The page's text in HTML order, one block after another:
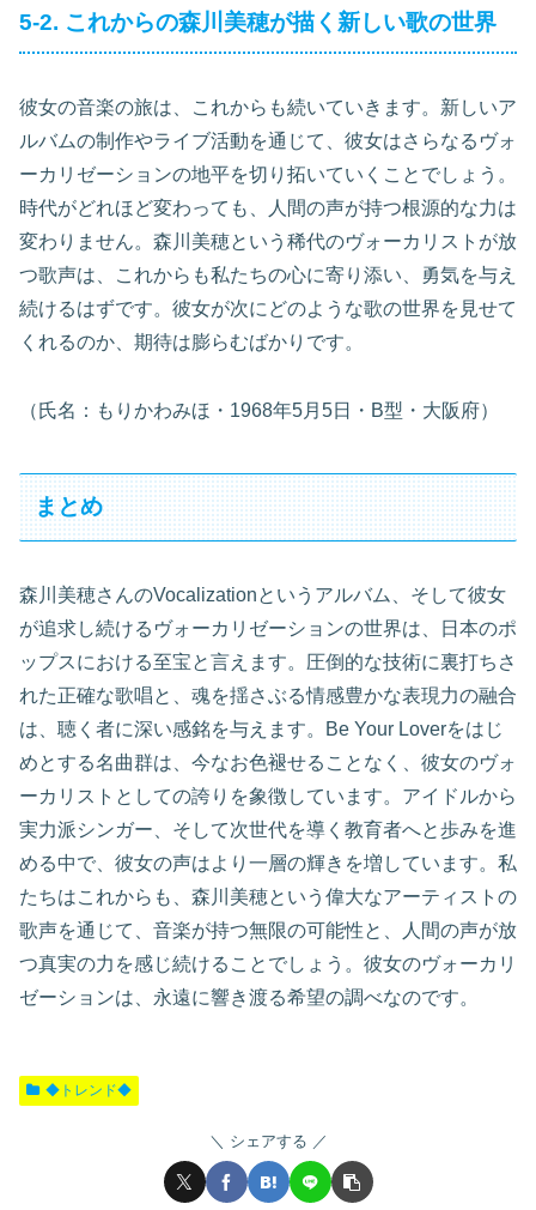
5-2. これからの森川美穂が描く新しい歌の世界
彼女の音楽の旅は、これからも続いていきます。新しいア
ルバムの制作やライブ活動を通じて、彼女はさらなるヴォ
ーカリゼーションの地平を切り拓いていくことでしょう。
時代がどれほど変わっても、人間の声が持つ根源的な力は
変わりません。森川美穂という稀代のヴォーカリストが放
つ歌声は、これからも私たちの心に寄り添い、勇気を与え
続けるはずです。彼女が次にどのような歌の世界を見せて
くれるのか、期待は膨らむばかりです。
（氏名：もりかわみほ・1968年5月5日・B型・大阪府）
まとめ
森川美穂さんのVocalizationというアルバム、そして彼女
が追求し続けるヴォーカリゼーションの世界は、日本のポ
ップスにおける至宝と言えます。圧倒的な技術に裏打ちさ
れた正確な歌唱と、魂を揺さぶる情感豊かな表現力の融合
は、聴く者に深い感銘を与えます。Be Your Loverをはじ
めとする名曲群は、今なお色褪せることなく、彼女のヴォ
ーカリストとしての誇りを象徴しています。アイドルから
実力派シンガー、そして次世代を導く教育者へと歩みを進
める中で、彼女の声はより一層の輝きを増しています。私
たちはこれからも、森川美穂という偉大なアーティストの
歌声を通じて、音楽が持つ無限の可能性と、人間の声が放
つ真実の力を感じ続けることでしょう。彼女のヴォーカリ
ゼーションは、永遠に響き渡る希望の調べなのです。
◆トレンド◆
シェアする